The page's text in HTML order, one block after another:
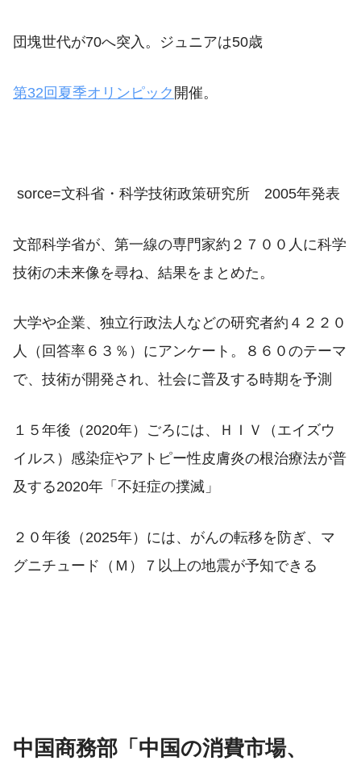
団塊世代が70へ突入。ジュニアは50歳
第32回夏季オリンピック 開催。
sorce=文科省・科学技術政策研究所 2005年発表
文部科学省が、第一線の専門家約２７００人に科学
技術の未来像を尋ね、結果をまとめた。
大学や企業、独立行政法人などの研究者約４２２０
人（回答率６３％）にアンケート。８６０のテーマ
で、技術が開発され、社会に普及する時期を予測
１５年後（2020年）ごろには、ＨＩＶ（エイズウ
イルス）感染症やアトピー性皮膚炎の根治療法が普
及する2020年「不妊症の撲滅」
２０年後（2025年）には、がんの転移を防ぎ、マ
グニチュード（Ｍ）７以上の地震が予知できる
中国商務部「中国の消費市場、